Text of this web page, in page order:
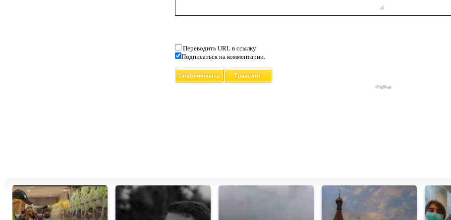
Переводить URL в ссылку
Подписаться на комментарии.